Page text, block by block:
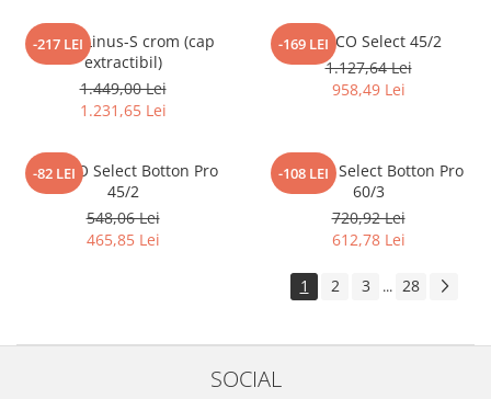
-217 LEI
Blanco Linus-S crom (cap
extractibil)
1.449,00 Lei
1.231,65 Lei
-169 LEI
BLANCO Select 45/2
1.127,64 Lei
958,49 Lei
-82 LEI
BLANCO Select Botton Pro
45/2
548,06 Lei
465,85 Lei
-108 LEI
BLANCO Select Botton Pro
60/3
720,92 Lei
612,78 Lei
1 2 3 ... 28
SOCIAL